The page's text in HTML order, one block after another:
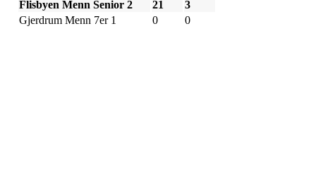
Flisbyen Menn Senior 2
21
3
Gjerdrum Menn 7er 1
0 0